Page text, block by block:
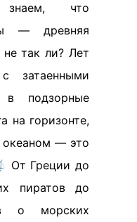
что
— древняя
не так ли? Лет
затаенными
в подзорные
на горизонте,
океаном — это
От Греции до
пиратов до
о морских